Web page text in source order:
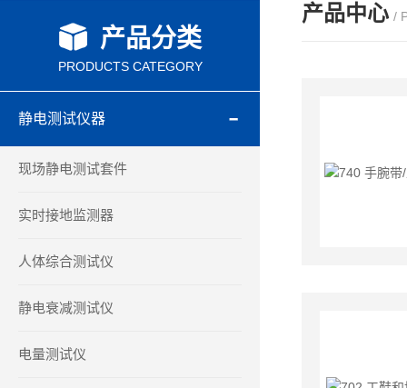
产品分类
PRODUCTS CATEGORY
静电测试仪器
现场静电测试套件
实时接地监测器
人体综合测试仪
静电衰减测试仪
电量测试仪
产品中心 /